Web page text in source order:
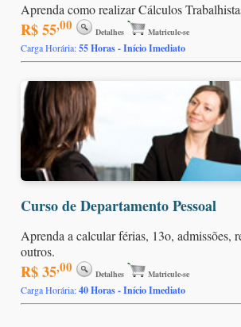
Aprenda como realizar Cálculos
R$ 55,00 Detalhes Matricule-se
Carga Horária:55 Horas - Início Imediato
Curso de Departamento Pessoal
Aprenda a calcular férias, 13o, admissões,
outros.
R$ 35,00 Detalhes Matricule-se
Carga Horária:40 Horas - Início Imediato